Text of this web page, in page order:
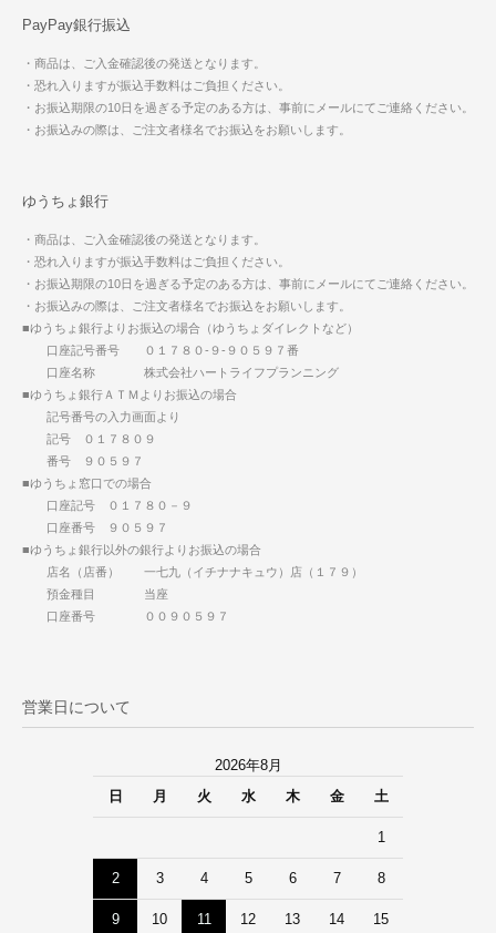
PayPay銀行振込
・商品は、ご入金確認後の発送となります。
・恐れ入りますが振込手数料はご負担ください。
・お振込期限の10日を過ぎる予定のある方は、事前にメールにてご連絡ください。
・お振込みの際は、ご注文者様名でお振込をお願いします。
ゆうちょ銀行
・商品は、ご入金確認後の発送となります。
・恐れ入りますが振込手数料はご負担ください。
・お振込期限の10日を過ぎる予定のある方は、事前にメールにてご連絡ください。
・お振込みの際は、ご注文者様名でお振込をお願いします。
■ゆうちょ銀行よりお振込の場合（ゆうちょダイレクトなど）
口座記号番号 ０１７８０-９-９０５９７番
口座名称 株式会社ハートライフプランニング
■ゆうちょ銀行ＡＴＭよりお振込の場合
記号番号の入力画面より
記号 ０１７８０９
番号 ９０５９７
■ゆうちょ窓口での場合
口座記号 ０１７８０－９
口座番号 ９０５９７
■ゆうちょ銀行以外の銀行よりお振込の場合
店名（店番） 一七九（イチナナキュウ）店（１７９）
預金種目 当座
口座番号 ００９０５９７
営業日について
2026年8月
日
月 火 水 木 金 土
1
2 3 4 5 6 7 8
9 10 11 12 13 14 15